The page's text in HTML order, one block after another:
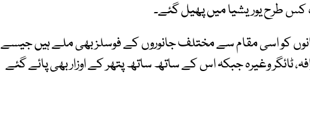
کس طرح یوریشیا میں پھیل گئے۔
کو اسی مقام سے مختلف جانوروں کے فوسلز بھی ملے ہیں جیسے
ٹائگر وغیرہ جبکہ اس کے ساتھ ساتھ پتھر کے اوزار بھی پائے گئے